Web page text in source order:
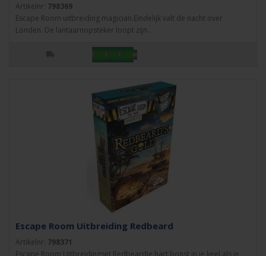
Artikelnr: 798369
Escape Room uitbreiding magician.Eindelijk valt de nacht over
Londen. De lantaarnopsteker loopt zijn..
Escape Room Uitbreiding Redbeard
Artikelnr: 798371
Escape Room Uitbreidingset RedbeardJe hart bonst in je keel als je